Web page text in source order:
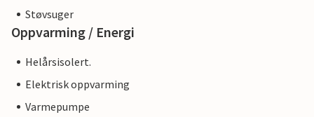
Støvsuger
Oppvarming / Energi
Helårsisolert.
Elektrisk oppvarming
Varmepumpe